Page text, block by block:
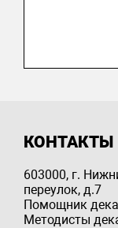
КОНТАКТЫ
603000, г.
переулок, д.7
Помощник
Методисты